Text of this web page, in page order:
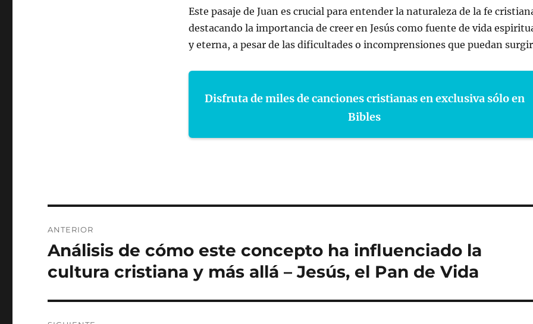
Este pasaje de Juan es crucial para entender la naturaleza de la fe
destacando la importancia de creer en Jesús como fuente de vida
y eterna, a pesar de las dificultades o incomprensiones que puedan
Disfruta de miles de canciones cristianas en exclusiva sólo en
Bibles
de
entradas
ANTERIOR
Entrada
anterior:
Análisis de cómo este concepto ha influenciado la
cultura cristiana y más allá – Jesús, el Pan de Vida